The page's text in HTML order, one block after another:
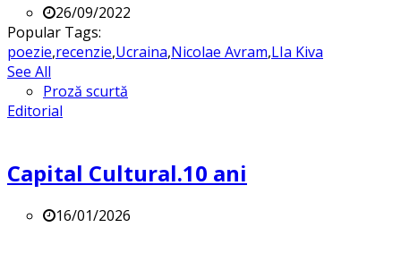
26/09/2022
Popular Tags:
poezie,recenzie,Ucraina,Nicolae Avram,LIa Kiva
See All
Proză scurtă
Editorial
Capital Cultural.10 ani
16/01/2026